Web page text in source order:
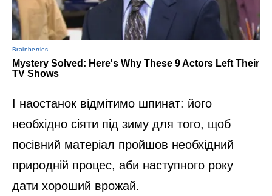
І наостанок відмітимо шпинат: його
необхідно сіяти під зиму для того, щоб
посівний матеріал пройшов необхідний
природній процес, аби наступного року
дати хороший врожай.